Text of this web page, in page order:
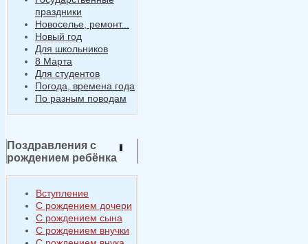
праздники
Новоселье, ремонт...
Новый год
Для школьников
8 Марта
Для студентов
Погода, времена года
По разным поводам
Поздравления с
рождением ребёнка
Вступление
С рождением дочери
С рождением сына
С рождением внучки